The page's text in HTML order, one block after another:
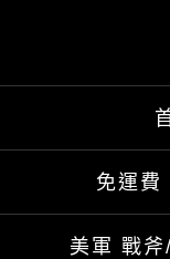
免運費
美軍 戰